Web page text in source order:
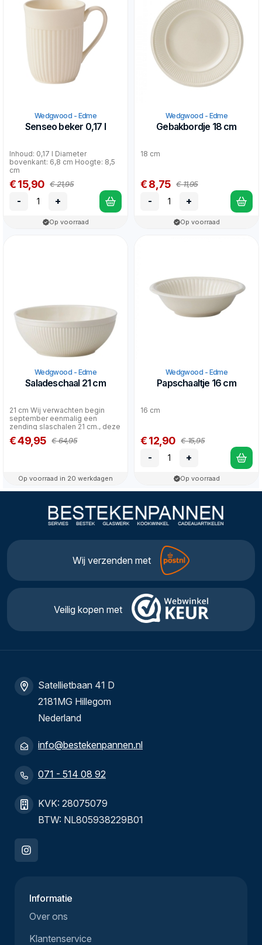
Wedgwood - Edme
Senseo beker 0,17 l
Inhoud: 0,17 l Diameter
bovenkant: 6,8 cm Hoogte: 8,5
cm
€ 15,90 € 21,95
- +
Op voorraad
Wedgwood - Edme
Gebakbordje 18 cm
18 cm
€ 8,75 € 11,95
- +
Op voorraad
Wedgwood - Edme
Saladeschaal 21 cm
21 cm Wij verwachten begin
september eenmalig een
zending slaschalen 21 cm., deze
€ 49,95 € 64,95
Op voorraad in 20 werkdagen
Wedgwood - Edme
Papschaaltje 16 cm
16 cm
€ 12,90 € 15,95
- +
Op voorraad
Wij verzenden met
Veilig kopen met
Satellietbaan 41 D
2181MG Hillegom
Nederland
info@bestekenpannen.nl
071 - 514 08 92
KVK: 28075079
BTW: NL805938229B01
Informatie
Over ons
Klantenservice